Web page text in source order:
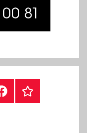
TikTok